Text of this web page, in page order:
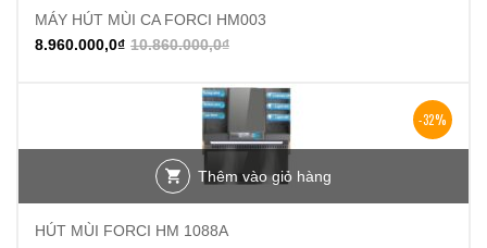
MÁY HÚT MÙI CA FORCI HM003
10.860.000,0₫
8.960.000,0₫
-32%
Thêm vào giỏ hàng
HÚT MÙI FORCI HM 1088A